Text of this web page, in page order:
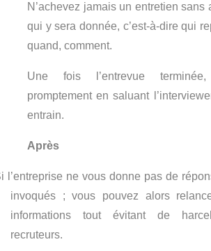
N’achevez jamais un entretien sans
qui y sera donnée, c’est-à-dire qui
quand, comment.
Une fois l’entrevue
promptement en saluant
entrain.
Après
l’entreprise ne vous donne pas de
invoqués ; vous pouvez alors
informations tout évitant de
recruteurs.